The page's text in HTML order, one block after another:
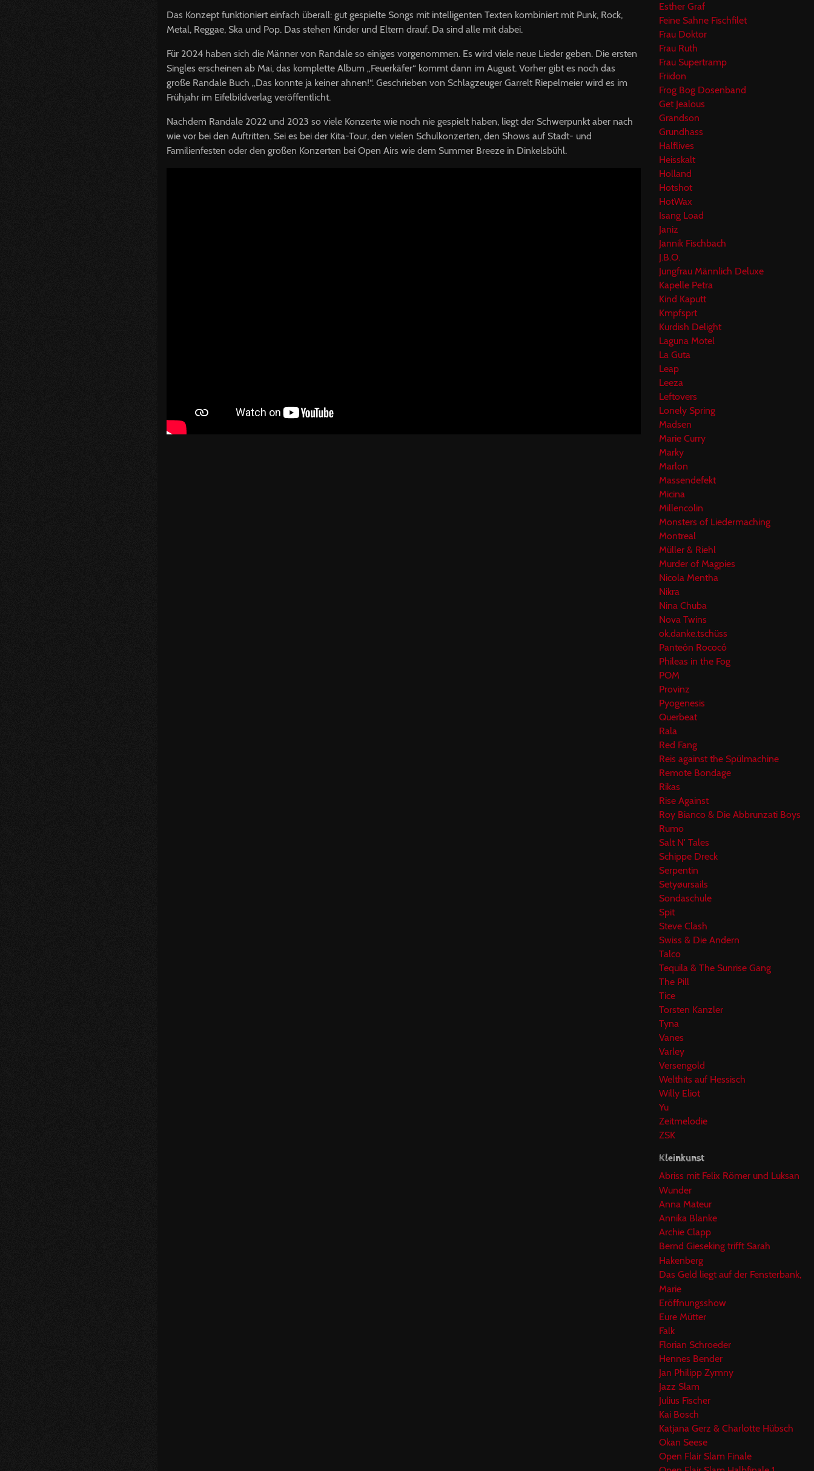
Das Konzept funktioniert einfach überall: gut gespielte Songs mit intelligenten Texten kombiniert mit Punk, Rock,
Metal, Reggae, Ska und Pop. Das stehen Kinder und Eltern drauf. Da sind alle mit dabei.
Für 2024 haben sich die Männer von Randale so einiges vorgenommen. Es wird viele neue Lieder geben. Die ersten
Singles erscheinen ab Mai, das komplette Album „Feuerkäfer“ kommt dann im August. Vorher gibt es noch das
große Randale Buch „Das konnte ja keiner ahnen!“. Geschrieben von Schlagzeuger Garrelt Riepelmeier wird es im
Frühjahr im Eifelbildverlag veröffentlicht.
Nachdem Randale 2022 und 2023 so viele Konzerte wie noch nie gespielt haben, liegt der Schwerpunkt aber nach
wie vor bei den Auftritten. Sei es bei der Kita-Tour, den vielen Schulkonzerten, den Shows auf Stadt- und
Familienfesten oder den großen Konzerten bei Open Airs wie dem Summer Breeze in Dinkelsbühl.
Esther Graf
Feine Sahne Fischfilet
Frau Doktor
Frau Ruth
Frau Supertramp
Friidon
Frog Bog Dosenband
Get Jealous
Grandson
Grundhass
Halflives
Heisskalt
Holland
Hotshot
HotWax
Isang Load
Janiz
Jannik Fischbach
J.B.O.
Jungfrau Männlich Deluxe
Kapelle Petra
Kind Kaputt
Kmpfsprt
Kurdish Delight
Laguna Motel
La Guta
Leap
Leeza
Leftovers
Lonely Spring
Madsen
Marie Curry
Marky
Marlon
Massendefekt
Micina
Millencolin
Monsters of Liedermaching
Montreal
Müller & Riehl
Murder of Magpies
Nicola Mentha
Nikra
Nina Chuba
Nova Twins
ok.danke.tschüss
Panteón Rococó
Phileas in the Fog
POM
Provinz
Pyogenesis
Querbeat
Rala
Red Fang
Reis against the Spülmachine
Remote Bondage
Rikas
Rise Against
Roy Bianco & Die Abbrunzati Boys
Rumo
Salt N' Tales
Schippe Dreck
Serpentin
Setyøursails
Sondaschule
Spit
Steve Clash
Swiss & Die Andern
Talco
Tequila & The Sunrise Gang
The Pill
Tice
Torsten Kanzler
Tyna
Vanes
Varley
Versengold
Welthits auf Hessisch
Willy Eliot
Yu
Zeitmelodie
ZSK
Kleinkunst
Abriss mit Felix Römer und Luksan
Wunder
Anna Mateur
Annika Blanke
Archie Clapp
Bernd Gieseking trifft Sarah
Hakenberg
Das Geld liegt auf der Fensterbank,
Marie
Eröffnungsshow
Eure Mütter
Falk
Florian Schroeder
Hennes Bender
Jan Philipp Zymny
Jazz Slam
Julius Fischer
Kai Bosch
Katjana Gerz & Charlotte Hübsch
Okan Seese
Open Flair Slam Finale